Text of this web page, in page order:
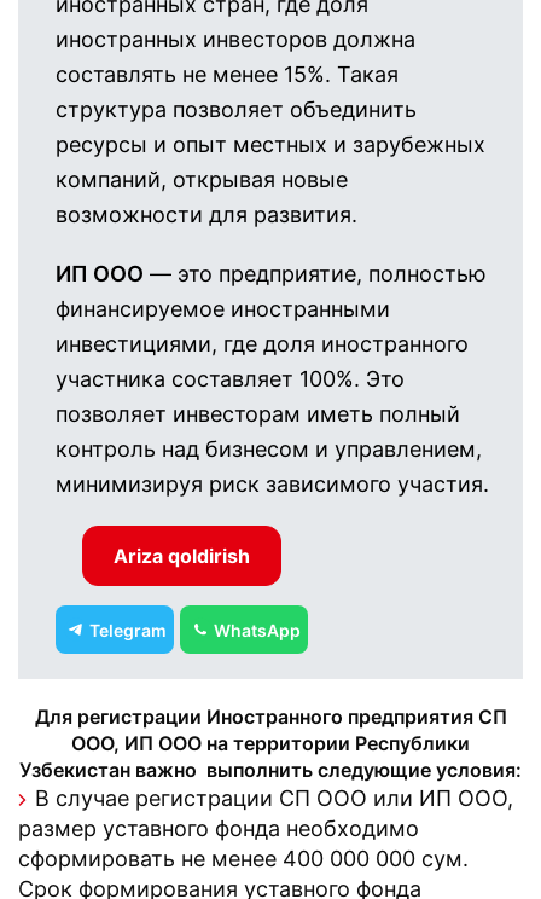
иностранных инвесторов должна
составлять не менее 15%. Такая
структура позволяет объединить
ресурсы и опыт местных и зарубежных
компаний, открывая новые
возможности для развития.
ИП ООО — это предприятие, полностью
финансируемое иностранными
инвестициями, где доля иностранного
участника составляет 100%. Это
позволяет инвесторам иметь полный
контроль над бизнесом и управлением,
минимизируя риск зависимого участия.
Ariza qoldirish
Telegram WhatsApp
Для регистрации Иностранного предприятия СП
ООО, ИП ООО на территории Республики
Узбекистан важно выполнить следующие условия:
В случае регистрации СП ООО или ИП ООО,
размер уставного фонда необходимо
сформировать не менее 400 000 000 сум.
Срок формирования уставного фонда